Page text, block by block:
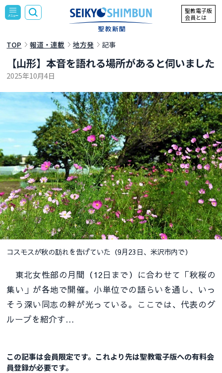
聖教電子版
会員とは
TOP 報道・連載 地方発 記事
【山形】本音を語れる場所があると伺いました
2025年10月4日
コスモスが秋の訪れを告げていた（9月23日、米沢市内で）
東北女性部の月間（12日まで）に合わせて「秋桜の
集い」が各地で開催。小単位での語らいを通し、いっ
そう深い同志の絆が光っている。ここでは、代表のグ
ループを紹介す…
この記事は会員限定です。これより先は聖教電子版への有料会
員登録が必要です。